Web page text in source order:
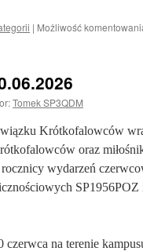
| Możliwość
Tomek SP3QDM
Krótkofalowców
oraz
wydarzeń
czerwca na terenie